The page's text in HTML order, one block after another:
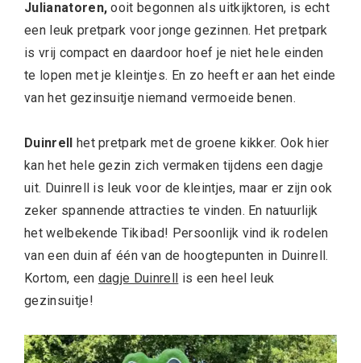
Julianatoren, ooit begonnen als uitkijktoren, is echt
een leuk pretpark voor jonge gezinnen. Het pretpark
is vrij compact en daardoor hoef je niet hele einden
te lopen met je kleintjes. En zo heeft er aan het einde
van het gezinsuitje niemand vermoeide benen.
Duinrell het pretpark met de groene kikker. Ook hier
kan het hele gezin zich vermaken tijdens een dagje
uit. Duinrell is leuk voor de kleintjes, maar er zijn ook
zeker spannende attracties te vinden. En natuurlijk
het welbekende Tikibad! Persoonlijk vind ik rodelen
van een duin af één van de hoogtepunten in Duinrell.
Kortom, een dagje Duinrell is een heel leuk
gezinsuitje!